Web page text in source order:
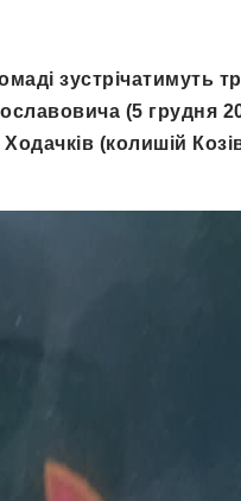
зустрічатимуть
(5 грудня
(колишій